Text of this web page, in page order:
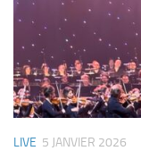
LIVE 5 JANVIER 2026